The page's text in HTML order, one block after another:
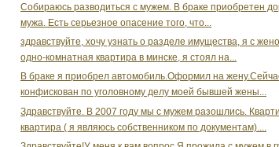
Собираюсь разводиться с мужем. В браке приобретен
мужа. Есть серьезное опасение того, что...
здравствуйте, хочу узнать о разделе имущества, я с
одно-комнатная квартира в минске, я стоял на...
В браке я приобрел автомобиль.Оформил на
конфискован по уголовному делу моей бывшей жены...
Здравствуйте. В 2007 году мы с мужем разошлись.
квартира ( я являюсь собственником по документам)....